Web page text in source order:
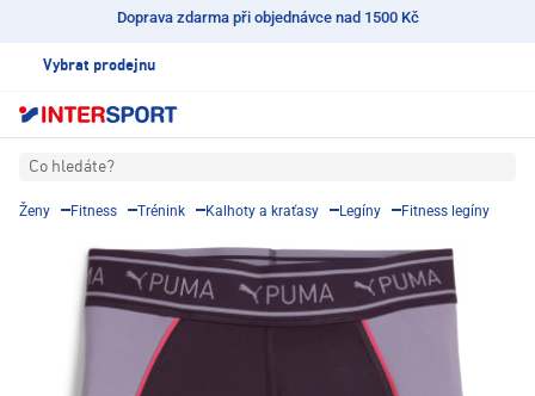
Doprava zdarma při objednávce nad 1500 Kč
Vybrat prodejnu
Co hledáte?
Ženy Fitness Trénink Kalhoty a kraťasy Legíny Fitness legíny